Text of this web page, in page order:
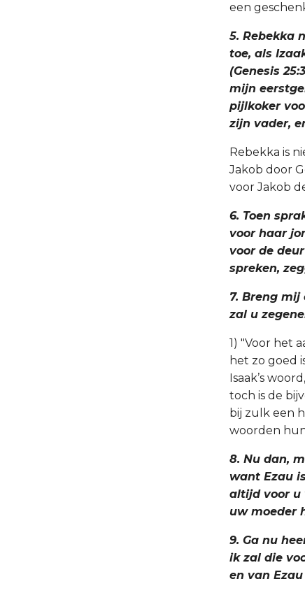
een geschenk
5. Rebekka
toe, als
(Genesis
mijn
pijlkoker
zijn vader,
Rebekka is
Jakob door
voor Jakob
6. Toen
voor haar
voor de
spreken,
7. Breng
zal u
1) "Voor het
het zo goed
Isaak’s
toch is de
bij zulk een
woorden
8. Nu dan,
want Ezau
altijd voor u
uw moeder
9. Ga nu
ik zal die
en van